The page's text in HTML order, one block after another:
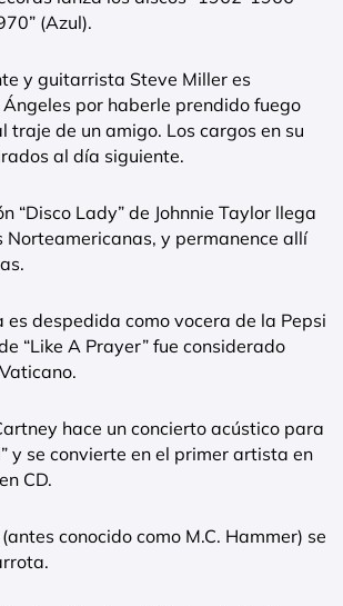
(Azul).
y guitarrista Steve Miller es
por haberle prendido fuego
traje de un amigo. Los cargos en su
al día siguiente.
“Disco Lady” de Johnnie Taylor llega
Norteamericanas, y permanence allí
es despedida como vocera de la Pepsi
“Like A Prayer” fue considerado
hace un concierto acústico para
y se convierte en el primer artista en
CD.
conocido como M.C. Hammer) se